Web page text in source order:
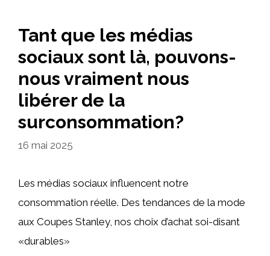
Tant que les médias
sociaux sont là, pouvons-
nous vraiment nous
libérer de la
surconsommation?
16 mai 2025
Les médias sociaux influencent notre
consommation réelle. Des tendances de la mode
aux Coupes Stanley, nos choix d’achat soi-disant
«durables»